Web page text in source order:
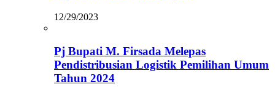
12/29/2023
Pj Bupati M. Firsada Melepas
Pendistribusian Logistik Pemilihan Umum
Tahun 2024